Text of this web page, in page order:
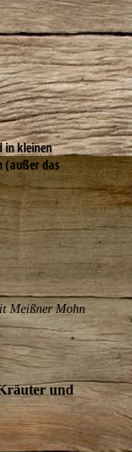
in kleinen
(außer das
Meißner Mohn
und